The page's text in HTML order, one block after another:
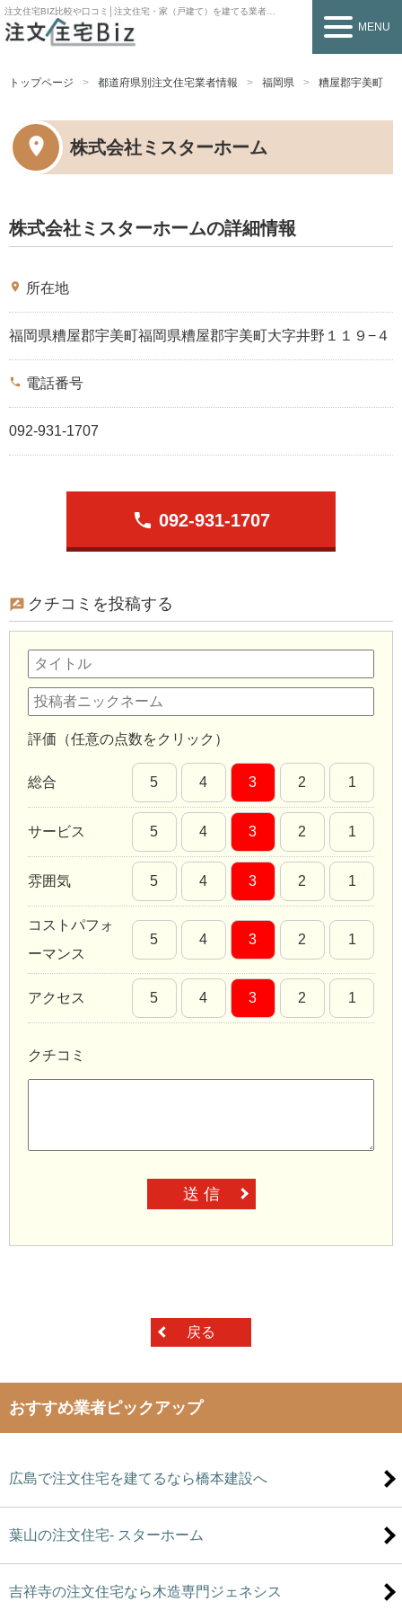
注文住宅BIZ比較や口コミ│注文住宅・家（戸建て）を建てる業者を探すなら
MENU
トップページ 都道府県別注文住宅業者情報 福岡県 糟屋郡宇美町
株式会社ミスターホーム
株式会社ミスターホームの詳細情報
place 所在地
福岡県糟屋郡宇美町福岡県糟屋郡宇美町大字井野１１９−４
phone 電話番号
092-931-1707
phone 092-931-1707
クチコミを投稿する
評価（任意の点数をクリック）
総合 5 4 3 2 1
サービス 5 4 3 2 1
雰囲気 5 4 3 2 1
コストパフォ
ーマンス
5 4 3 2 1
アクセス 5 4 3 2 1
クチコミ
送 信
戻る
おすすめ業者ピックアップ
広島で注文住宅を建てるなら橋本建設へ
葉山の注文住宅- スターホーム
吉祥寺の注文住宅なら木造専門ジェネシス